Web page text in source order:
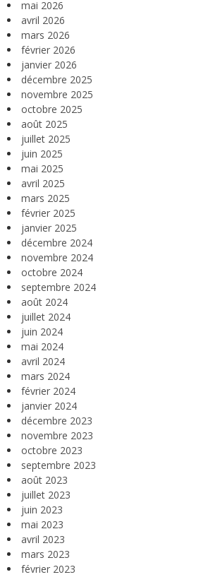
mai 2026
avril 2026
mars 2026
février 2026
janvier 2026
décembre 2025
novembre 2025
octobre 2025
août 2025
juillet 2025
juin 2025
mai 2025
avril 2025
mars 2025
février 2025
janvier 2025
décembre 2024
novembre 2024
octobre 2024
septembre 2024
août 2024
juillet 2024
juin 2024
mai 2024
avril 2024
mars 2024
février 2024
janvier 2024
décembre 2023
novembre 2023
octobre 2023
septembre 2023
août 2023
juillet 2023
juin 2023
mai 2023
avril 2023
mars 2023
février 2023